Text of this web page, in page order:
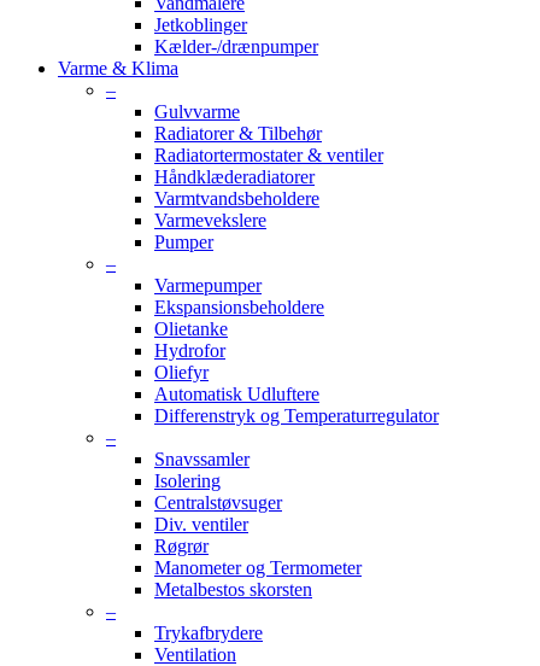
Jetkoblinger
Kælder-/drænpumper
Varme & Klima
–
Gulvvarme
Radiatorer & Tilbehør
Radiatortermostater & ventiler
Håndklæderadiatorer
Varmtvandsbeholdere
Varmevekslere
Pumper
–
Varmepumper
Ekspansionsbeholdere
Olietanke
Hydrofor
Oliefyr
Automatisk Udluftere
Differenstryk og Temperaturregulator
–
Snavssamler
Isolering
Centralstøvsuger
Div. ventiler
Røgrør
Manometer og Termometer
Metalbestos skorsten
–
Trykafbrydere
Ventilation